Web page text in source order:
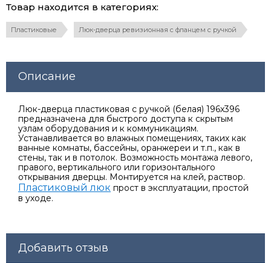
Товар находится в категориях:
Пластиковые Люк-дверца ревизионная с фланцем с ручкой
Описание
Люк-дверца пластиковая с ручкой (белая) 196х396
предназначена для быстрого доступа к скрытым
узлам оборудования и к коммуникациям.
Устанавливается во влажных помещениях, таких как
ванные комнаты, бассейны, оранжереи и т.п., как в
стены, так и в потолок. Возможность монтажа левого,
правого, вертикального или горизонтального
открывания дверцы. Монтируется на клей, раствор.
Пластиковый люк прост в эксплуатации, простой
в уходе.
Добавить отзыв